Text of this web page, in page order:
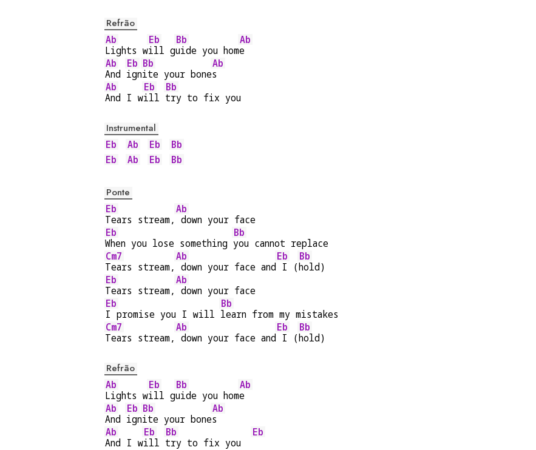
Refrão
Ab
Lights w
Eb
ill g
Bb
uide you hom
Ab
e
Ab
And
Eb
ign
Bb
ite your bone
Ab
s
Ab
And I w
Eb
ill
Bb
try to fix you
Instrumental
Eb
Ab Eb
Bb
Eb
Ab Eb Bb
Ponte
Eb
Tears stream,
Ab
down your face
Eb
When you lose something
Bb
you cannot replace
Cm7
Tears stream,
Ab
down your face and
Eb
I (
Bb
hold)
Eb
Tears stream,
Ab
down your face
Eb
I promise you I will
Bb
learn from my mistakes
Cm7
Tears stream,
Ab
down your face and
Eb
I (
Bb
hold)
Refrão
Ab
Lights w
Eb
ill g
Bb
uide you hom
Ab
e
Ab
And
Eb
ign
Bb
ite your bone
Ab
s
Ab
And I w
Eb
ill
Bb
try to fix you
Eb